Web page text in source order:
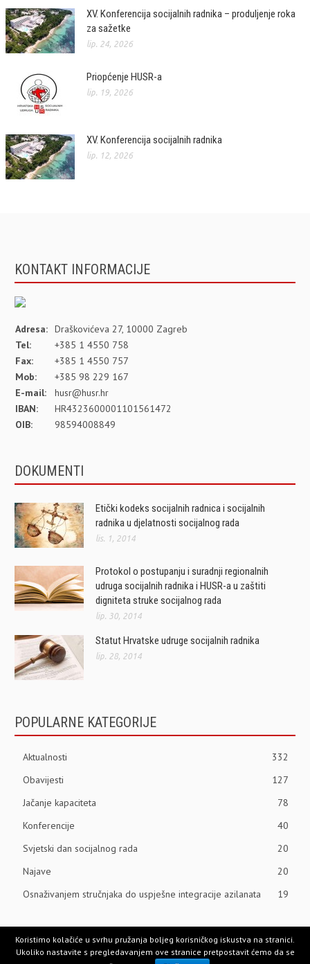
XV. Konferencija socijalnih radnika – produljenje roka
za sažetke
lip. 24, 2026
Priopćenje HUSR-a
lip. 19, 2026
XV. Konferencija socijalnih radnika
lip. 12, 2026
KONTAKT INFORMACIJE
Adresa: Draškovićeva 27, 10000 Zagreb
Tel:
+385 1 4550 758
Fax:
+385 1 4550 757
Mob:
+385 98 229 167
E-mail:
husr@husr.hr
IBAN:
HR4323600001101561472
OIB:
98594008849
DOKUMENTI
Etički kodeks socijalnih radnica i socijalnih
radnika u djelatnosti socijalnog rada
lis. 1, 2014
Protokol o postupanju i suradnji regionalnih
udruga socijalnih radnika i HUSR-a u zaštiti
digniteta struke socijalnog rada
lip. 30, 2014
Statut Hrvatske udruge socijalnih radnika
lip. 28, 2014
POPULARNE KATEGORIJE
Aktualnosti
332
Obavijesti
127
Jačanje kapaciteta
78
Konferencije
40
Svjetski dan socijalnog rada
20
Najave
20
Osnaživanjem stručnjaka do uspješne integracije azilanata
19
Koristimo kolačiće u svrhu pružanja boljeg korisničkog iskustva na stranici.
Ukoliko nastavite s pregledavanjem ove stranice pretpostavit ćemo da se